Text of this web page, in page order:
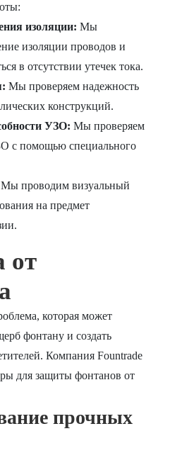
изоляции: Мы
изоляции проводов и
в отсутствии утечек тока.
Мы проверяем надежность
конструкций.
УЗО: Мы проверяем
с помощью специального
Мы проводим визуальный
на предмет
от
которая может
фонтану и создать
Компания Fountrade
для защиты фонтанов от
прочных